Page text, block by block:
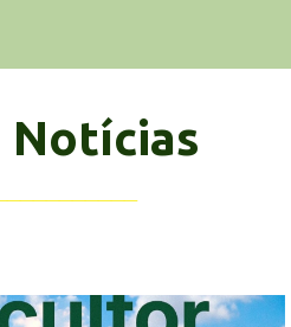
Notícias